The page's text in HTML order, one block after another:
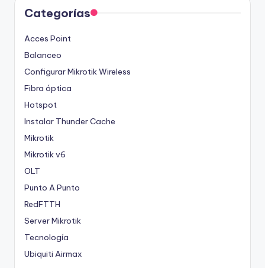
Categorías
Acces Point
Balanceo
Configurar Mikrotik Wireless
Fibra óptica
Hotspot
Instalar Thunder Cache
Mikrotik
Mikrotik v6
OLT
Punto A Punto
RedFTTH
Server Mikrotik
Tecnología
Ubiquiti Airmax